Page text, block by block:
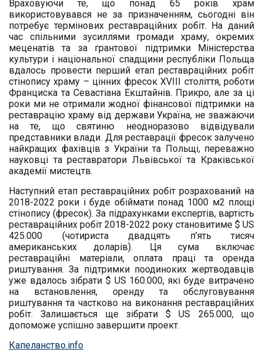
Враховуючи те, що понад 65 років храм
використовувався не за призначенням, сьогодні він
потребує термінових реставраційних робіт. На даний
час спільними зусиллями громади храму, окремих
меценатів та за грантової підтримки Міністерства
культури і національної спадщини республіки Польща
вдалось провести перший етап реставраційних робіт
стінопису храму – цінних фресок XVIII століття, роботи
Франциска та Севастіана Екштайнів. Прикро, але за ці
роки ми не отримали жодної фінансової підтримки на
реставрацію храму від держави Україна, не зважаючи
на те, що святиню неодноразово відвідували
представники влади. Для реставрації фресок залучено
найкращих фахівців з України та Польщі, переважно
науковці та реставратори Львівської та Краківської
академії мистецтв.
Наступний етап реставраційних робіт розрахований на
2018-2022 роки і буде обіймати понад 1000 м2 площі
стінопису (фресок). За підрахунками експертів, вартість
реставраційних робіт 2018-2022 року становитиме $ US
425.000 (чотириста двадцять п’ять тисяч
американських доларів). Ця сума включає
реставраційні матеріали, оплата праці та оренда
риштування. За підтримки поодиноких жертводавців
уже вдалось зібрати $ US 160.000, які буде витрачено
на встановлення, оренду та обслуговування
риштування та частково на виконання реставраційних
робіт. Залишається ще зібрати $ US 265.000, що
допоможе успішно завершити проект.
Капеланство.info